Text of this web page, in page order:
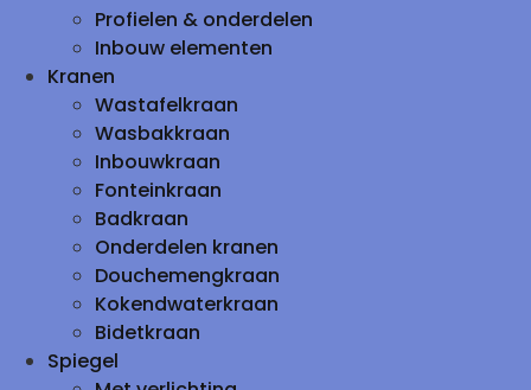
Profielen & onderdelen
Inbouw elementen
Kranen
Wastafelkraan
Wasbakkraan
Inbouwkraan
Fonteinkraan
Badkraan
Onderdelen kranen
Douchemengkraan
Kokendwaterkraan
Bidetkraan
Spiegel